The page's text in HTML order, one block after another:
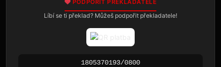
PODPOŘIT PŘEKLADATELE
Líbí se ti překlad? Můžeš podpořit překladatele!
1805370193/0800